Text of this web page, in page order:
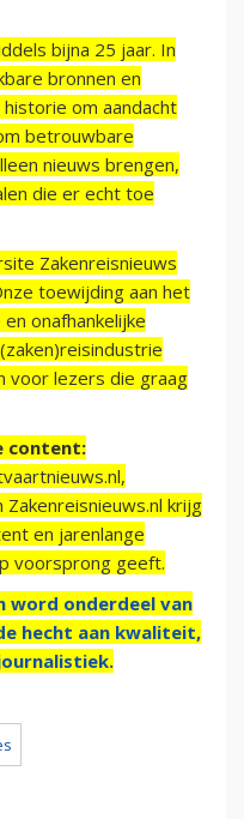
bijna 25 jaar. In
bronnen en
om aandacht
betrouwbare
nieuws brengen,
die er echt toe
Zakenreisnieuws
toewijding aan het
onafhankelijke
voor lezers die graag
content:
krijg
en jarenlange
voorsprong geeft.
word onderdeel van
hecht aan kwaliteit,